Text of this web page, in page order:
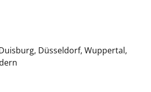
Düsseldorf, Wuppertal,